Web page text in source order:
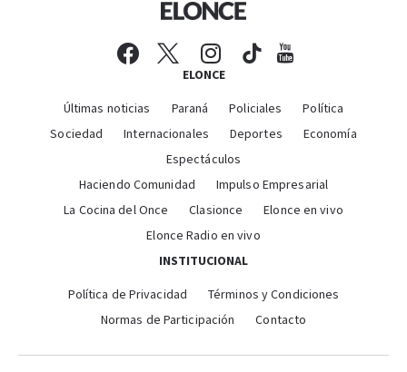
ELONCE
Últimas noticias Paraná Policiales
Política
Sociedad
Internacionales Deportes
Economía
Espectáculos
Haciendo Comunidad
Impulso Empresarial
La Cocina del Once
Clasionce
Elonce en vivo
Elonce Radio en vivo
INSTITUCIONAL
Política de Privacidad
Términos y Condiciones
Normas de Participación
Contacto